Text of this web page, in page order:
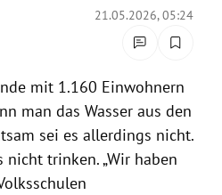
21.05.2026, 05:24
mit 1.160 Einwohnern
man das Wasser aus den
sei es allerdings nicht.
trinken. „Wir haben